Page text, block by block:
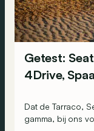
Getest:
4Drive,
Dat de Tarraco,
gamma, bij ons